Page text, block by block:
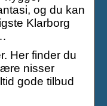
og du kan
Klarborg
Her finder du
nisser
gode tilbud